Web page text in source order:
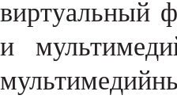
виртуальный
и